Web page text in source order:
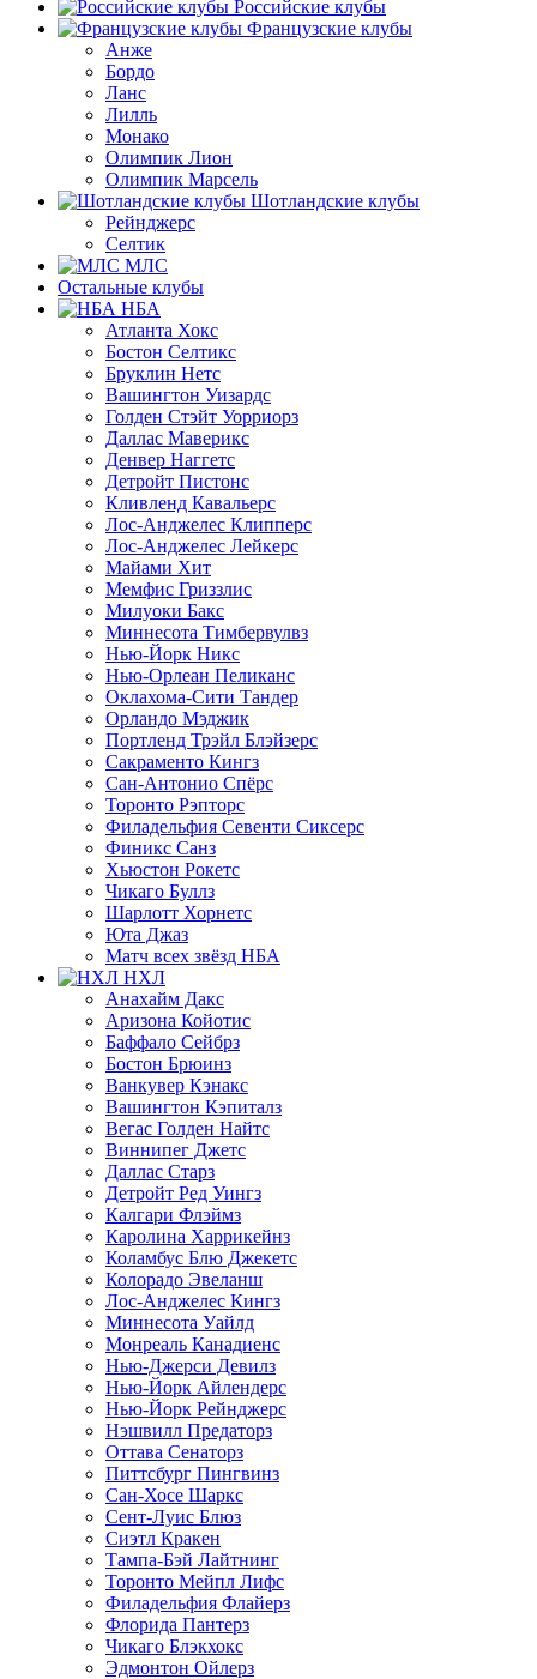
Российские клубы
Французские клубы
Анже
Бордо
Ланс
Лилль
Монако
Олимпик Лион
Олимпик Марсель
Шотландские клубы
Рейнджерс
Селтик
МЛС
Остальные клубы
НБА
Атланта Хокс
Бостон Селтикс
Бруклин Нетс
Вашингтон Уизардс
Голден Стэйт Уорриорз
Даллас Маверикс
Денвер Наггетс
Детройт Пистонс
Кливленд Кавальерс
Лос-Анджелес Клипперс
Лос-Анджелес Лейкерс
Майами Хит
Мемфис Гриззлис
Милуоки Бакс
Миннесота Тимбервулвз
Нью-Йорк Никс
Нью-Орлеан Пеликанс
Оклахома-Сити Тандер
Орландо Мэджик
Портленд Трэйл Блэйзерс
Сакраменто Кингз
Сан-Антонио Спёрс
Торонто Рэпторс
Филадельфия Севенти Сиксерс
Финикс Санз
Хьюстон Рокетс
Чикаго Буллз
Шарлотт Хорнетс
Юта Джаз
Матч всех звёзд НБА
НХЛ
Анахайм Дакс
Аризона Койотис
Баффало Сейбрз
Бостон Брюинз
Ванкувер Кэнакс
Вашингтон Кэпиталз
Вегас Голден Найтс
Виннипег Джетс
Даллас Старз
Детройт Ред Уингз
Калгари Флэймз
Каролина Харрикейнз
Коламбус Блю Джекетс
Колорадо Эвеланш
Лос-Анджелес Кингз
Миннесота Уайлд
Монреаль Канадиенс
Нью-Джерси Девилз
Нью-Йорк Айлендерс
Нью-Йорк Рейнджерс
Нэшвилл Предаторз
Оттава Сенаторз
Питтсбург Пингвинз
Сан-Хосе Шаркс
Сент-Луис Блюз
Сиэтл Кракен
Тампа-Бэй Лайтнинг
Торонто Мейпл Лифс
Филадельфия Флайерз
Флорида Пантерз
Чикаго Блэкхокс
Эдмонтон Ойлерз